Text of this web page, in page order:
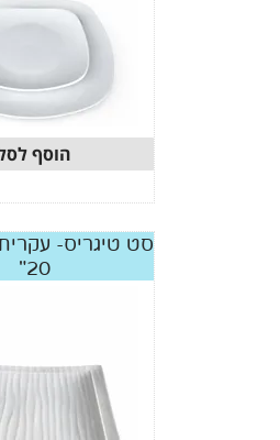
הוסף לסל
20"